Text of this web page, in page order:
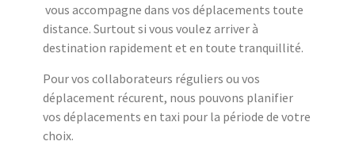
vous accompagne dans vos déplacements toute
distance. Surtout si vous voulez arriver à
destination rapidement et en toute tranquillité.
Pour vos collaborateurs réguliers ou vos
déplacement récurent, nous pouvons planifier
vos déplacements en taxi pour la période de votre
choix.